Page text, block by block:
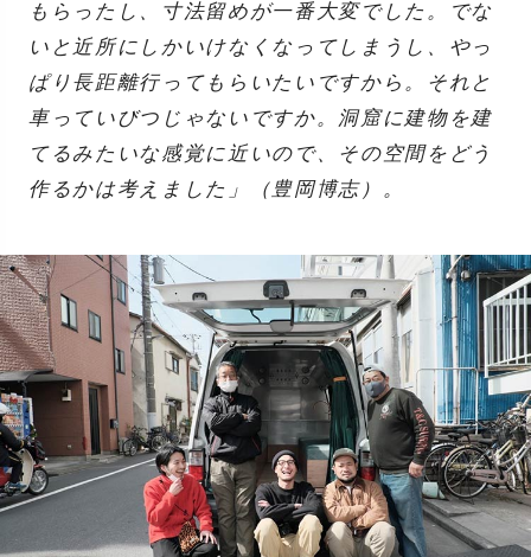
もらったし、寸法留めが一番大変でした。でな
いと近所にしかいけなくなってしまうし、やっ
ぱり長距離行ってもらいたいですから。それと
車っていびつじゃないですか。洞窟に建物を建
てるみたいな感覚に近いので、その空間をどう
作るかは考えました」（豊岡博志）。